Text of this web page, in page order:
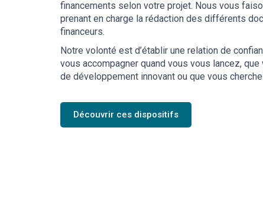
financements selon votre projet. Nous vous
prenant en charge la rédaction des différents
financeurs.
Notre volonté est d’établir une relation de
vous accompagner quand vous vous lancez,
de développement innovant ou que vous
Découvrir ces dispositifs